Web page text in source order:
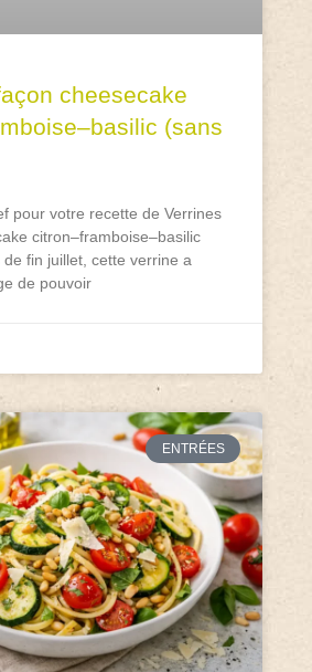
cheesecake
(sans
pour votre recette de Verrines
citron–framboise–basilic
fin juillet, cette verrine a
de pouvoir
ENTRÉES